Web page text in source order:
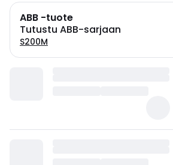
ABB -tuote
Tutustu ABB-sarjaan
S200M